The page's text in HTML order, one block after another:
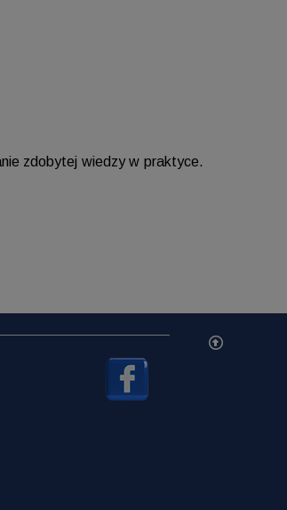
zdobytej wiedzy w praktyce.